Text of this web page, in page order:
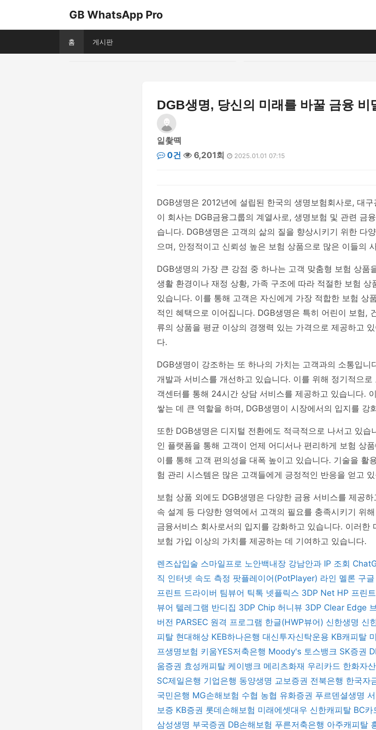
GB WhatsApp Pro
홈 게시판
DGB생명, 당신의 미래를 바꿀 금융 비
잁촻뗵
0건
6,201회 2025.01.01 07:15
DGB생명은 2012년에 설립된 한국의 생명보험회사로, 대
이 회사는 DGB금융그룹의 계열사로, 생명보험 및 관련 금
습니다. DGB생명은 고객의 삶의 질을 향상시키기 위한 다
으며, 안정적이고 신뢰성 높은 보험 상품으로 많은 이들의
DGB생명의 가장 큰 강점 중 하나는 고객 맞춤형 보험 상품
생활 환경이나 재정 상황, 가족 구조에 따라 적절한 보험 상
있습니다. 이를 통해 고객은 자신에게 가장 적합한 보험 상
적인 혜택으로 이어집니다. DGB생명은 특히 어린이 보험,
류의 상품을 평균 이상의 경쟁력 있는 가격으로 제공하고
다.
DGB생명이 강조하는 또 하나의 가치는 고객과의 소통입니
개발과 서비스를 개선하고 있습니다. 이를 위해 정기적으
객센터를 통해 24시간 상담 서비스를 제공하고 있습니다.
쌓는 데 큰 역할을 하며, DGB생명이 시장에서의 입지를 강
또한 DGB생명은 디지털 전환에도 적극적으로 나서고 있
인 플랫폼을 통해 고객이 언제 어디서나 편리하게 보험 상
이를 통해 고객 편의성을 대폭 높이고 있습니다. 기술을 활
험 관리 시스템은 많은 고객들에게 긍정적인 반응을 얻고
보험 상품 외에도 DGB생명은 다양한 금융 서비스를 제공
속 설계 등 다양한 영역에서 고객의 필요를 충족시키기 위
금융서비스 회사로서의 입지를 강화하고 있습니다. 이러한
보험 가입 이상의 가치를 제공하는 데 기여하고 있습니다.
렌즈삽입술 스마일프로 노안백내장 강남안과 IP 조회
직 인터넷 속도 측정 팟플레이어(PotPlayer) 라인 멜론 구
프린트 드라이버 팀뷰어 틱톡 넷플릭스 3DP Net HP 프린
뷰어 텔레그램 반디집 3DP Chip 허니뷰 3DP Clear Edge
버전 PARSEC 원격 프로그램 한글(HWP뷰어) 신한생명 신
피탈 현대해상 KEB하나은행 대신투자신탁운용 KB캐피탈
프생명보험 키움YES저축은행 Moody's 토스뱅크 SK증권
움증권 효성캐피탈 케이뱅크 메리츠화재 우리카드 한화자
SC제일은행 기업은행 동양생명 교보증권 전북은행 한국자
국민은행 MG손해보험 수협 농협 유화증권 푸르덴셜생명
보증 KB증권 롯데손해보험 미래에셋대우 신한캐피탈 BC카
삼성생명 부국증권 DB손해보험 푸른저축은행 아주캐피탈